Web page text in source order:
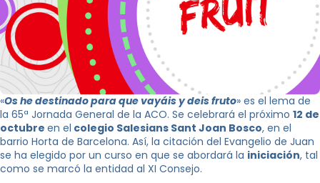
«Os he destinado para que vayáis y deis fruto» es el lema de
la 65ª Jornada General de la ACO. Se celebrará el próximo 12 de
octubre en el colegio Salesians Sant Joan Bosco, en el
barrio Horta de Barcelona. Así, la citación del Evangelio de Juan
se ha elegido por un curso en que se abordará la iniciación, tal
como se marcó la entidad al XI Consejo.